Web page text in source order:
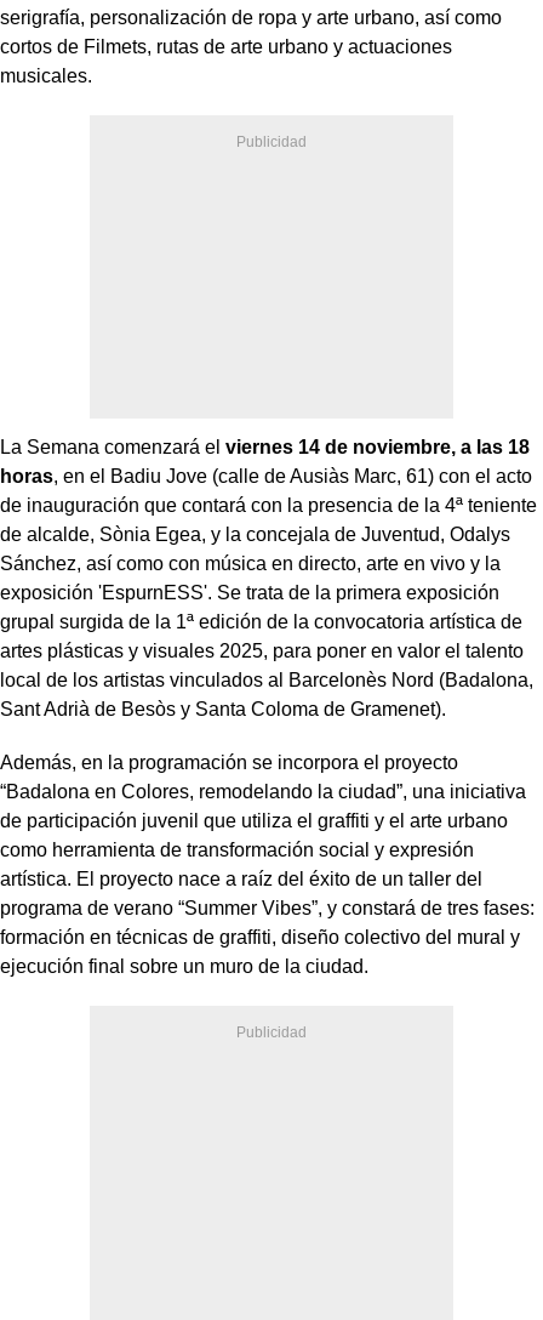
serigrafía, personalización de ropa y arte urbano, así como
cortos de Filmets, rutas de arte urbano y actuaciones
musicales.
La Semana comenzará el viernes 14 de noviembre, a las 18
horas, en el Badiu Jove (calle de Ausiàs Marc, 61) con el acto
de inauguración que contará con la presencia de la 4ª teniente
de alcalde, Sònia Egea, y la concejala de Juventud, Odalys
Sánchez, así como con música en directo, arte en vivo y la
exposición 'EspurnESS'. Se trata de la primera exposición
grupal surgida de la 1ª edición de la convocatoria artística de
artes plásticas y visuales 2025, para poner en valor el talento
local de los artistas vinculados al Barcelonès Nord (Badalona,
Sant Adrià de Besòs y Santa Coloma de Gramenet).
Además, en la programación se incorpora el proyecto
“Badalona en Colores, remodelando la ciudad”, una iniciativa
de participación juvenil que utiliza el graffiti y el arte urbano
como herramienta de transformación social y expresión
artística. El proyecto nace a raíz del éxito de un taller del
programa de verano “Summer Vibes”, y constará de tres fases:
formación en técnicas de graffiti, diseño colectivo del mural y
ejecución final sobre un muro de la ciudad.